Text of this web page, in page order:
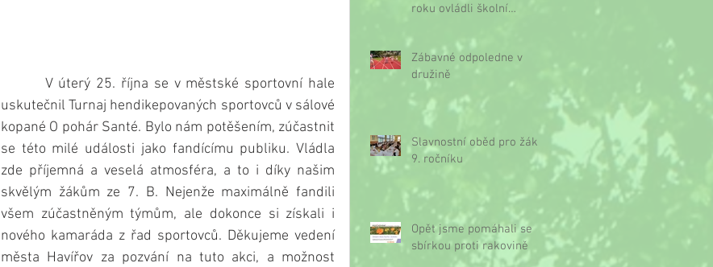
uskutečnil Turnaj hendikepovaných sportovců v sálové
kopané O pohár Santé. Bylo nám potěšením, zúčastnit
se této milé události jako fandícímu publiku. Vládla
zde příjemná a veselá atmosféra, a to i díky našim
skvělým žákům ze 7. B. Nejenže maximálně fandili
všem zúčastněným týmům, ale dokonce si získali i
nového kamaráda z řad sportovců. Děkujeme vedení
města Havířov za pozvání na tuto akci, a možnost
roku ovládli školní
Zábavné odpoledne v
družině
Slavnostní oběd pro žáky
9. ročníku
Opět jsme pomáhali se
sbírkou proti rakovině